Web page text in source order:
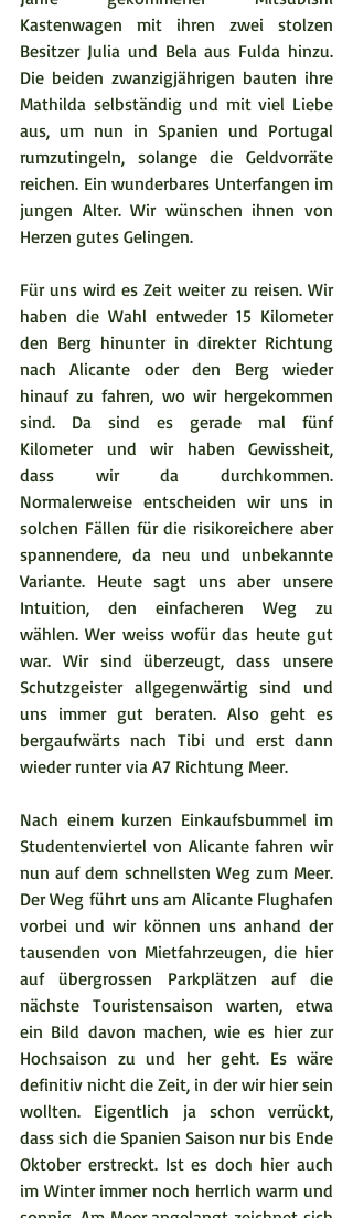
Kastenwagen mit ihren zwei stolzen
Besitzer Julia und Bela aus Fulda hinzu.
Die beiden zwanzigjährigen bauten ihre
Mathilda selbständig und mit viel Liebe
aus, um nun in Spanien und Portugal
rumzutingeln, solange die Geldvorräte
reichen. Ein wunderbares Unterfangen im
jungen Alter. Wir wünschen ihnen von
Herzen gutes Gelingen.
Für uns wird es Zeit weiter zu reisen. Wir
haben die Wahl entweder 15 Kilometer
den Berg hinunter in direkter Richtung
nach Alicante oder den Berg wieder
hinauf zu fahren, wo wir hergekommen
sind. Da sind es gerade mal fünf
Kilometer und wir haben Gewissheit,
dass wir da durchkommen.
Normalerweise entscheiden wir uns in
solchen Fällen für die risikoreichere aber
spannendere, da neu und unbekannte
Variante. Heute sagt uns aber unsere
Intuition, den einfacheren Weg zu
wählen. Wer weiss wofür das heute gut
war. Wir sind überzeugt, dass unsere
Schutzgeister allgegenwärtig sind und
uns immer gut beraten. Also geht es
bergaufwärts nach Tibi und erst dann
wieder runter via A7 Richtung Meer.
Nach einem kurzen Einkaufsbummel im
Studentenviertel von Alicante fahren wir
nun auf dem schnellsten Weg zum Meer.
Der Weg führt uns am Alicante Flughafen
vorbei und wir können uns anhand der
tausenden von Mietfahrzeugen, die hier
auf übergrossen Parkplätzen auf die
nächste Touristensaison warten, etwa
ein Bild davon machen, wie es hier zur
Hochsaison zu und her geht. Es wäre
definitiv nicht die Zeit, in der wir hier sein
wollten. Eigentlich ja schon verrückt,
dass sich die Spanien Saison nur bis Ende
Oktober erstreckt. Ist es doch hier auch
im Winter immer noch herrlich warm und